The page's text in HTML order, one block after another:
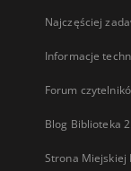
Najczęściej
Informacje
Forum
Blog Biblioteka
Strona Miejskiej